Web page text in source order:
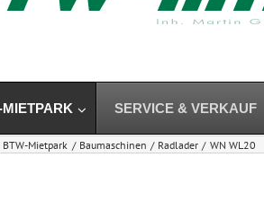
SERVICE & VERKAUF
BTW-Mietpark Baumaschinen Radlader WN WL20